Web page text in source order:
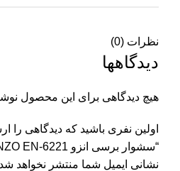
نظرات (0)
دیدگاهها
هیچ دیدگاهی برای این محصول
اولین نفری باشید که دیدگاهی را
“سشوار برسی انزو ENZO EN-6221.”
نشانی ایمیل شما منتشر نخواهد